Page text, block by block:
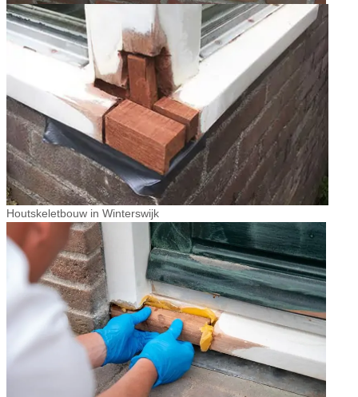
Houtskeletbouw in Winterswijk